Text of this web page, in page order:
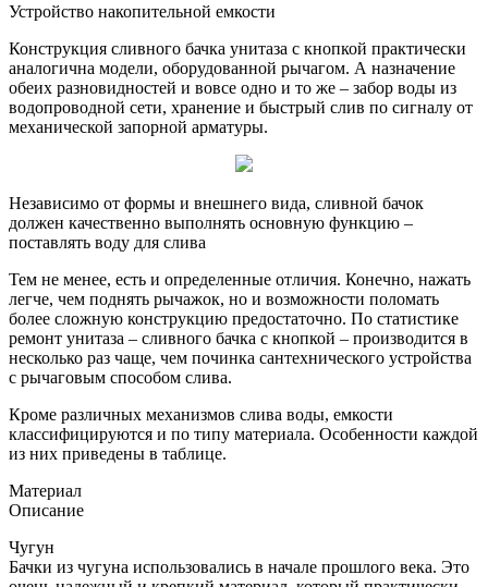
Устройство накопительной емкости
Конструкция сливного бачка унитаза с кнопкой практически
аналогична модели, оборудованной рычагом. А назначение
обеих разновидностей и вовсе одно и то же – забор воды из
водопроводной сети, хранение и быстрый слив по сигналу от
механической запорной арматуры.
Независимо от формы и внешнего вида, сливной бачок
должен качественно выполнять основную функцию –
поставлять воду для слива
Тем не менее, есть и определенные отличия. Конечно, нажать
легче, чем поднять рычажок, но и возможности поломать
более сложную конструкцию предостаточно. По статистике
ремонт унитаза – сливного бачка с кнопкой – производится в
несколько раз чаще, чем починка сантехнического устройства
с рычаговым способом слива.
Кроме различных механизмов слива воды, емкости
классифицируются и по типу материала. Особенности каждой
из них приведены в таблице.
Материал
Описание
Чугун
Бачки из чугуна использовались в начале прошлого века. Это